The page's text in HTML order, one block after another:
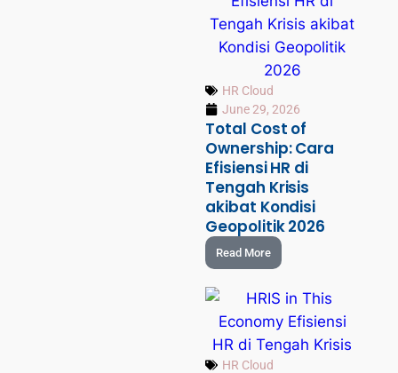
HR Cloud
June 29, 2026
Total Cost of
Ownership: Cara
Efisiensi HR di
Tengah Krisis
akibat Kondisi
Geopolitik 2026
Read More
HR Cloud